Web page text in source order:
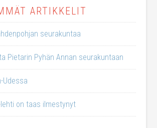
ARTIKKELIT
seurakuntaa
Pietarin Pyhän Annan seurakuntaan
Udessa
on taas ilmestynyt